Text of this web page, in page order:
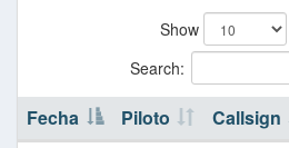
Show
Search:
Fecha Piloto Callsign